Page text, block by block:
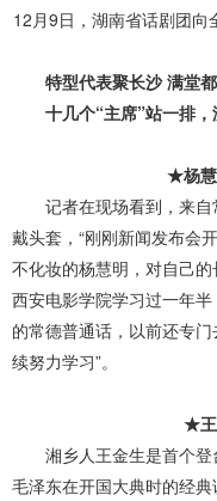
12月9日，湖南省话剧团向
特型代表聚长沙 满堂
十几个“主席”站一排，
★杨慧
记者在现场看到，来
戴头套，“刚刚新闻发布会
不化妆的杨慧明，对自己
西安电影学院学习过一年
的常德普通话，以前还专
续努力学习”。
★王
湘乡人王金生是首个
毛泽东在开国大典时的经